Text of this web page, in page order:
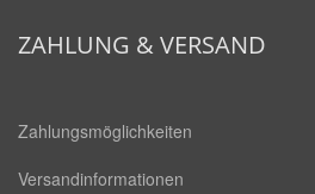
square
ZAHLUNG & VERSAND
Zahlungsmöglichkeiten
Versandinformationen